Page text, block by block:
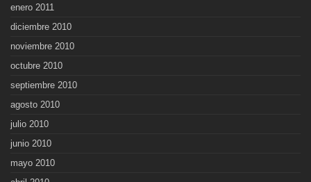
enero 2011
diciembre 2010
noviembre 2010
octubre 2010
septiembre 2010
agosto 2010
julio 2010
junio 2010
mayo 2010